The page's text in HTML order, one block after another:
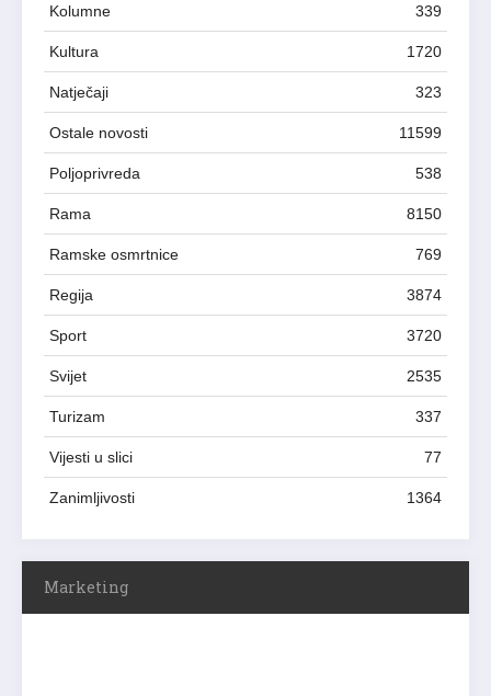
Kolumne 339
Kultura 1720
Natječaji 323
Ostale novosti 11599
Poljoprivreda 538
Rama 8150
Ramske osmrtnice 769
Regija 3874
Sport 3720
Svijet 2535
Turizam 337
Vijesti u slici 77
Zanimljivosti 1364
Marketing